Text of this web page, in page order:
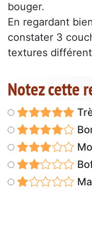
bouger.
En regardant
constater 3
textures
Notez cette